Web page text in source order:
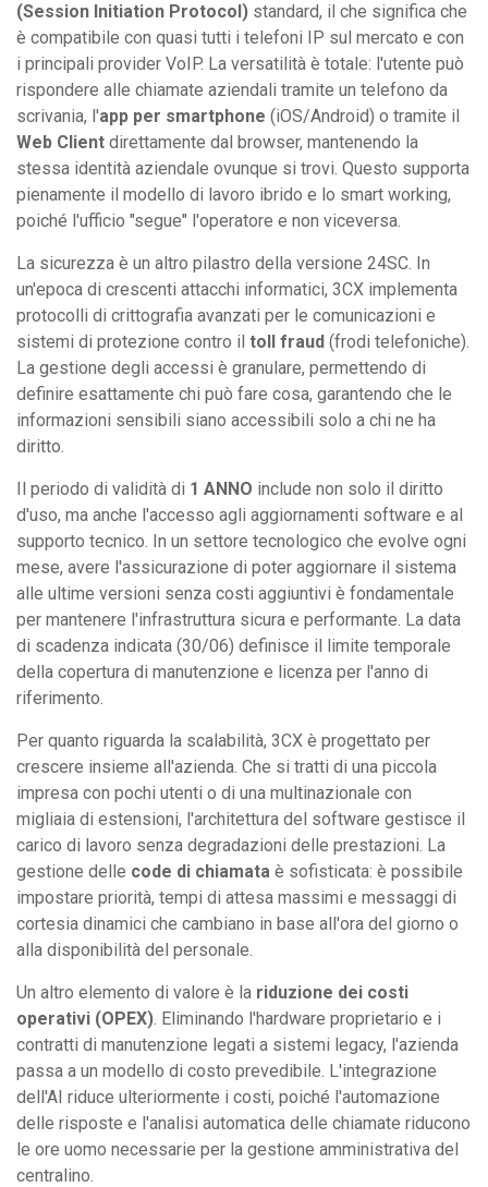
(Session Initiation Protocol) standard, il che significa che
è compatibile con quasi tutti i telefoni IP sul mercato e con
i principali provider VoIP. La versatilità è totale: l'utente può
rispondere alle chiamate aziendali tramite un telefono da
scrivania, l'app per smartphone (iOS/Android) o tramite il
Web Client direttamente dal browser, mantenendo la
stessa identità aziendale ovunque si trovi. Questo supporta
pienamente il modello di lavoro ibrido e lo smart working,
poiché l'ufficio "segue" l'operatore e non viceversa.
La sicurezza è un altro pilastro della versione 24SC. In
un'epoca di crescenti attacchi informatici, 3CX implementa
protocolli di crittografia avanzati per le comunicazioni e
sistemi di protezione contro il toll fraud (frodi telefoniche).
La gestione degli accessi è granulare, permettendo di
definire esattamente chi può fare cosa, garantendo che le
informazioni sensibili siano accessibili solo a chi ne ha
diritto.
Il periodo di validità di 1 ANNO include non solo il diritto
d'uso, ma anche l'accesso agli aggiornamenti software e al
supporto tecnico. In un settore tecnologico che evolve ogni
mese, avere l'assicurazione di poter aggiornare il sistema
alle ultime versioni senza costi aggiuntivi è fondamentale
per mantenere l'infrastruttura sicura e performante. La data
di scadenza indicata (30/06) definisce il limite temporale
della copertura di manutenzione e licenza per l'anno di
riferimento.
Per quanto riguarda la scalabilità, 3CX è progettato per
crescere insieme all'azienda. Che si tratti di una piccola
impresa con pochi utenti o di una multinazionale con
migliaia di estensioni, l'architettura del software gestisce il
carico di lavoro senza degradazioni delle prestazioni. La
gestione delle code di chiamata è sofisticata: è possibile
impostare priorità, tempi di attesa massimi e messaggi di
cortesia dinamici che cambiano in base all'ora del giorno o
alla disponibilità del personale.
Un altro elemento di valore è la riduzione dei costi
operativi (OPEX). Eliminando l'hardware proprietario e i
contratti di manutenzione legati a sistemi legacy, l'azienda
passa a un modello di costo prevedibile. L'integrazione
dell'AI riduce ulteriormente i costi, poiché l'automazione
delle risposte e l'analisi automatica delle chiamate riducono
le ore uomo necessarie per la gestione amministrativa del
centralino.